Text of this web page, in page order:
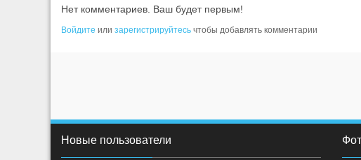
Нет комментариев. Ваш будет первым!
Войдите или зарегистрируйтесь чтобы добавлять комментарии
Новые пользователи